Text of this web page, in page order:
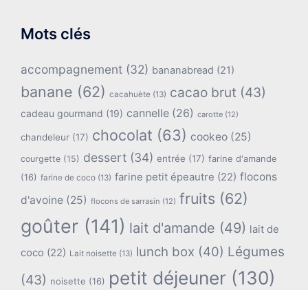
Mots clés
accompagnement (32) bananabread (21)
banane (62) cacahuète (13) cacao brut (43)
cadeau gourmand (19) cannelle (26) carotte (12)
chandeleur (17) chocolat (63) cookeo (25)
courgette (15) dessert (34) entrée (17) farine d'amande
(16) farine de coco (13) farine petit épeautre (22) flocons
d'avoine (25) flocons de sarrasin (12) fruits (62)
goûter (141) lait d'amande (49)
lait de
coco (22) Lait noisette (13) lunch box (40) Légumes
(43) noisette (16) petit déjeuner (130)